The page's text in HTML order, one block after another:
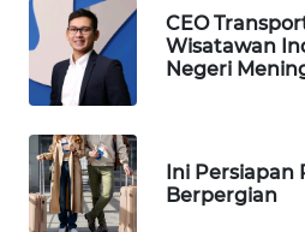
CEO
Wisatawan
Negeri
Ini Persiapan
Berpergian
Group
WAHANA
NEWS
WAHANA
TANI